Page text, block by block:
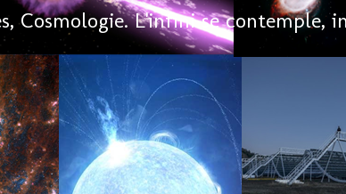
L'infini se contemple,